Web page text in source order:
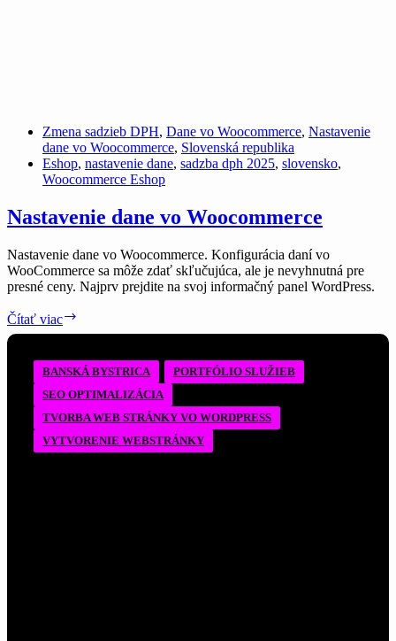
Zmena sadzieb DPH, Dane vo Woocommerce, Nastavenie
dane vo Woocommerce, Slovenská republika
Eshop, nastavenie dane, sadzba dph 2025, slovensko,
Woocommerce Eshop
Nastavenie dane vo Woocommerce
Nastavenie dane vo Woocommerce. Konfigurácia daní vo
WooCommerce sa môže zdať skľučujúca, ale je nevyhnutná pre
presné ceny. Najprv prejdite na svoj informačný panel WordPress.
Čítať viac
dane
Woocommerce
BANSKÁ BYSTRICA
PORTFÓLIO SLUŽIEB
SEO OPTIMALIZÁCIA
TVORBA WEB STRÁNKY VO WORDPRESS
VYTVORENIE WEBSTRÁNKY